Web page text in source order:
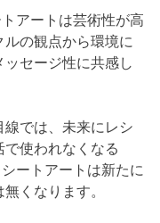
アートは芸術性が高
ルの観点から環境に
セージ性に共感し
では、未来にレシ
使われなくなる
ートアートは新たに
くなります。